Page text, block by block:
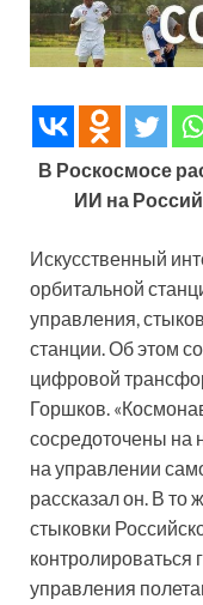
В Роскосмосе
ИИ на
Искусственный
орбитальной
управления,
станции. Об этом
цифровой
Горшков.
сосредоточены на
на управлении
рассказал он. В то
стыковки
контролироваться
управления